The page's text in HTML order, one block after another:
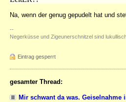
Na, wenn der genug gepudelt hat und
--
Negerküsse und Zigeunerschnitzel sind
Eintrag gesperrt
gesamter Thread:
Mir schwant da was. Geiselnahme